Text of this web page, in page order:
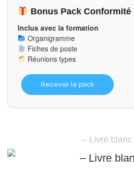
Bonus Pack Conformité
Inclus avec la formation
Organigramme
Fiches de poste
Réunions types
Recevoir le pack
– Livre blanc